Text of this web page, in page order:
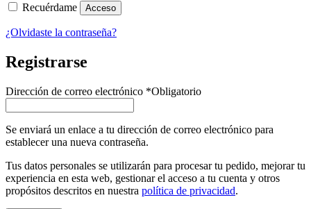
Recuérdame Acceso
¿Olvidaste la contraseña?
Registrarse
Dirección de correo electrónico *Obligatorio
Se enviará un enlace a tu dirección de correo electrónico para
establecer una nueva contraseña.
Tus datos personales se utilizarán para procesar tu pedido, mejorar tu
experiencia en esta web, gestionar el acceso a tu cuenta y otros
propósitos descritos en nuestra política de privacidad.